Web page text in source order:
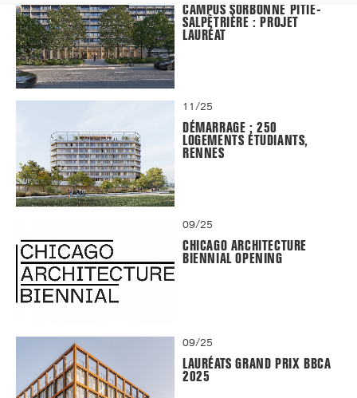
CAMPUS SORBONNE PITIÉ-
SALPÊTRIÈRE : PROJET
LAURÉAT
11/25
DÉMARRAGE : 250
LOGEMENTS ÉTUDIANTS,
RENNES
09/25
CHICAGO ARCHITECTURE
BIENNIAL OPENING
09/25
LAURÉATS GRAND PRIX BBCA
2025